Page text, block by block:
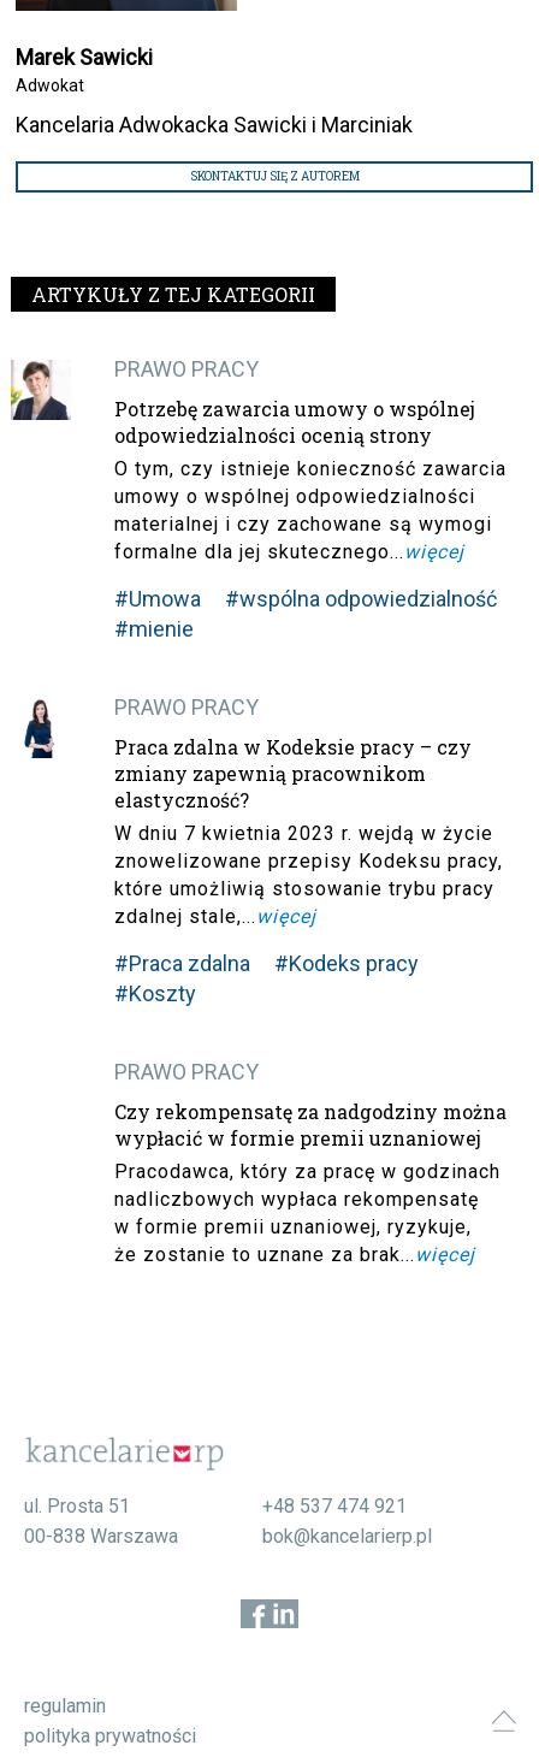
Marek Sawicki
Adwokat
Kancelaria Adwokacka Sawicki i Marciniak
SKONTAKTUJ SIĘ Z AUTOREM
ARTYKUŁY Z TEJ KATEGORII
PRAWO PRACY
Potrzebę zawarcia umowy o wspólnej
odpowiedzialności ocenią strony
O tym, czy istnieje konieczność zawarcia
umowy o wspólnej odpowiedzialności
materialnej i czy zachowane są wymogi
formalne dla jej skutecznego... więcej
#Umowa
#wspólna odpowiedzialność
#mienie
PRAWO PRACY
Praca zdalna w Kodeksie pracy – czy
zmiany zapewnią pracownikom
elastyczność?
W dniu 7 kwietnia 2023 r. wejdą w życie
znowelizowane przepisy Kodeksu pracy,
które umożliwią stosowanie trybu pracy
zdalnej stale,... więcej
#Praca zdalna
#Kodeks pracy
#Koszty
PRAWO PRACY
Czy rekompensatę za nadgodziny można
wypłacić w formie premii uznaniowej
Pracodawca, który za pracę w godzinach
nadliczbowych wypłaca rekompensatę
w formie premii uznaniowej, ryzykuje,
że zostanie to uznane za brak... więcej
ul. Prosta 51
00-838 Warszawa
+48 537 474 921
bok@kancelarierp.pl
regulamin
polityka prywatności